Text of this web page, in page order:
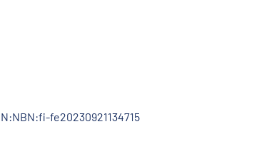
fe20230921134715